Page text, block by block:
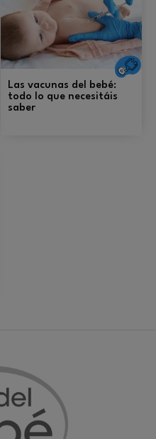
Salud
Las vacunas del bebé:
todo lo que necesitáis
saber